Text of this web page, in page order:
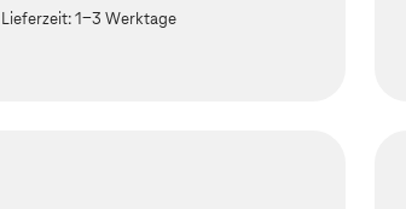
Lieferzeit:1-3 Werktage